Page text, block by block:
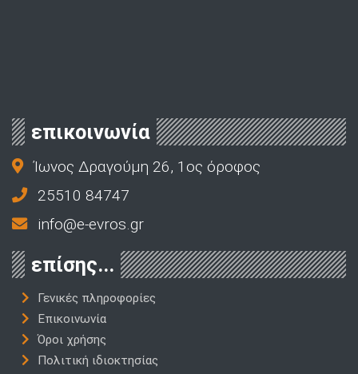
επικοινωνία
Ίωνος Δραγούμη 26, 1ος όροφος
25510 84747
info@e-evros.gr
επίσης...
Γενικές πληροφορίες
Επικοινωνία
Όροι χρήσης
Πολιτική ιδιοκτησίας